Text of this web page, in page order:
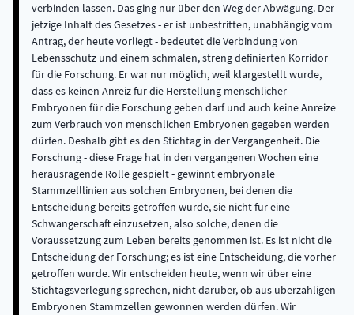
verbinden lassen. Das ging nur über den Weg der Abwägung. Der
jetzige Inhalt des Gesetzes - er ist unbestritten, unabhängig vom
Antrag, der heute vorliegt - bedeutet die Verbindung von
Lebensschutz und einem schmalen, streng definierten Korridor
für die Forschung. Er war nur möglich, weil klargestellt wurde,
dass es keinen Anreiz für die Herstellung menschlicher
Embryonen für die Forschung geben darf und auch keine Anreize
zum Verbrauch von menschlichen Embryonen gegeben werden
dürfen. Deshalb gibt es den Stichtag in der Vergangenheit. Die
Forschung - diese Frage hat in den vergangenen Wochen eine
herausragende Rolle gespielt - gewinnt embryonale
Stammzelllinien aus solchen Embryonen, bei denen die
Entscheidung bereits getroffen wurde, sie nicht für eine
Schwangerschaft einzusetzen, also solche, denen die
Voraussetzung zum Leben bereits genommen ist. Es ist nicht die
Entscheidung der Forschung; es ist eine Entscheidung, die vorher
getroffen wurde. Wir entscheiden heute, wenn wir über eine
Stichtagsverlegung sprechen, nicht darüber, ob aus überzähligen
Embryonen Stammzellen gewonnen werden dürfen. Wir